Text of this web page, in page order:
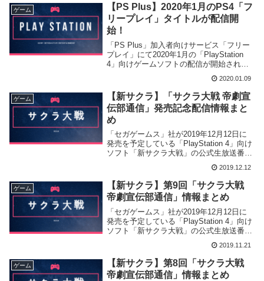
ゲーム
【PS Plus】2020年1月のPS4「フ
リープレイ」タイトルが配信開
始！
「PS Plus」加入者向けサービス「フリー
プレイ」にて2020年1月の「PlayStation
4」向けゲームソフトの配信が開始されま
2020.01.09
ゲーム
【新サクラ】「サクラ大戦 帝劇宣
伝部通信」発売記念配信情報まと
め
「セガゲームス」社が2019年12月12日に
発売を予定している「PlayStation 4」向け
ソフト「新サクラ大戦」の公式生放送番組
「サクラ大戦 帝劇宣伝部通信」の発売記
念配信を行いDLC等の新情報を明らかと致
しました。
2019.12.12
ゲーム
【新サクラ】第9回「サクラ大戦
帝劇宣伝部通信」情報まとめ
「セガゲームス」社が2019年12月12日に
発売を予定している「PlayStation 4」向け
ソフト「新サクラ大戦」の公式生放送番組
信を行い新情報を公開致しました。2019.11.21
ゲーム
【新サクラ】第8回「サクラ大戦
帝劇宣伝部通信」情報まとめ